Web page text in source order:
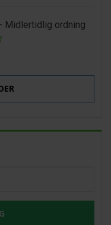
Midlertidlig ordning